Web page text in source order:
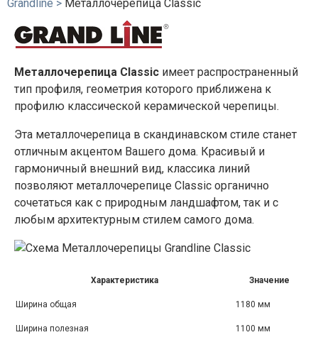
Grandline > Металлочерепица Classic
Металлочерепица Classic имеет распространенный
тип профиля, геометрия которого приближена к
профилю классической керамической черепицы.
Эта металлочерепица в скандинавском стиле станет
отличным акцентом Вашего дома. Красивый и
гармоничный внешний вид, классика линий
позволяют металлочерепице Classic органично
сочетаться как с природным ландшафтом, так и с
любым архитектурным стилем самого дома.
Характеристика Значение
Ширина общая 1180 мм
Ширина полезная 1100 мм